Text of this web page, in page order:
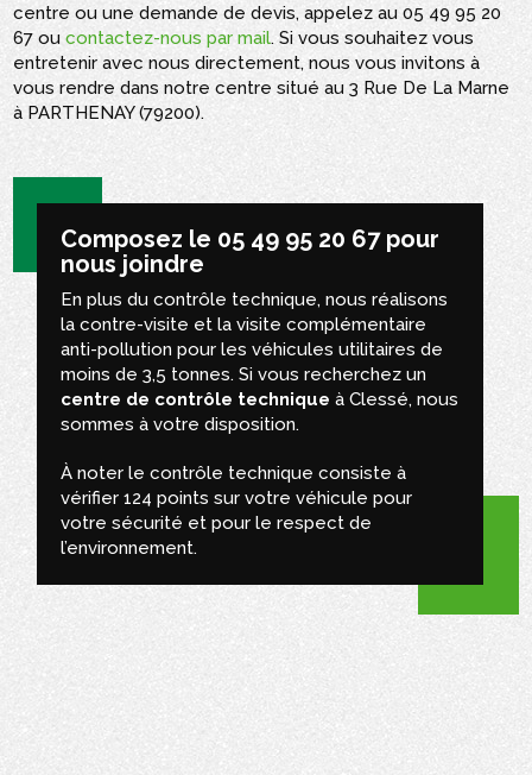
centre ou une demande de devis, appelez au 05 49 95 20
67 oucontactez-nous par mail. Si vous souhaitez vous
entretenir avec nous directement, nous vous invitons à
vous rendre dans notre centre situé au 3 Rue De La Marne
à PARTHENAY (79200).
Composez le 05 49 95 20 67 pour
nous joindre
En plus du contrôle technique, nous réalisons
la contre-visite et la visite complémentaire
anti-pollution pour les véhicules utilitaires de
moins de 3,5 tonnes. Si vous recherchez un
centre de contrôle technique à Clessé, nous
sommes à votre disposition.
À noter le contrôle technique consiste à
vérifier 124 points sur votre véhicule pour
votre sécurité et pour le respect de
l’environnement.